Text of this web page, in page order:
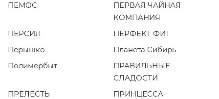
ПЕМОС
ПЕРВАЯ ЧАЙНАЯ
КОМПАНИЯ
ПЕРСИЛ
ПЕРФЕКТ ФИТ
Перышко
Планета Сибирь
Полимербыт
ПРАВИЛЬНЫЕ
СЛАДОСТИ
ПРЕЛЕСТЬ
ПРИНЦЕССА